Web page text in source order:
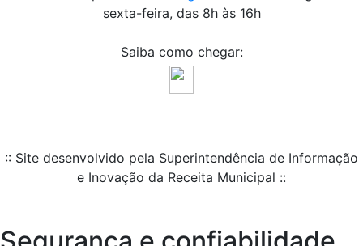
sexta-feira, das 8h às 16h
Saiba como chegar:
:: Site desenvolvido pela Superintendência de Informação
e Inovação da Receita Municipal ::